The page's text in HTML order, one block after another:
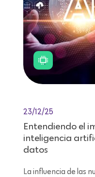
23/12/25
Entendiendo el
inteligencia
datos
La influencia de las